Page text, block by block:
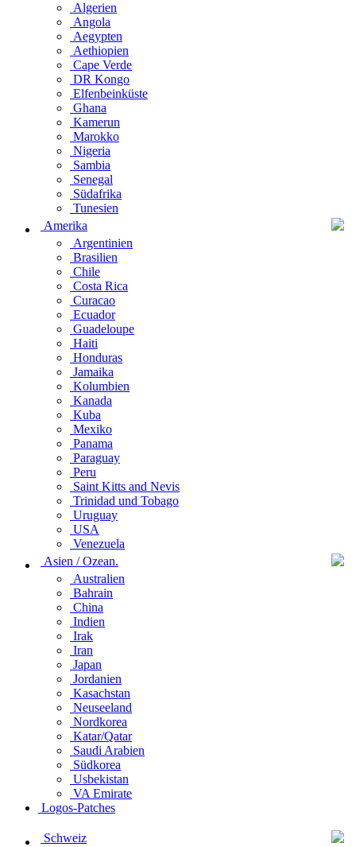
Algerien
Angola
Aegypten
Aethiopien
Cape Verde
DR Kongo
Elfenbeinküste
Ghana
Kamerun
Marokko
Nigeria
Sambia
Senegal
Südafrika
Tunesien
Amerika
Argentinien
Brasilien
Chile
Costa Rica
Curacao
Ecuador
Guadeloupe
Haiti
Honduras
Jamaika
Kolumbien
Kanada
Kuba
Mexiko
Panama
Paraguay
Peru
Saint Kitts and Nevis
Trinidad und Tobago
Uruguay
USA
Venezuela
Asien / Ozean.
Australien
Bahrain
China
Indien
Irak
Iran
Japan
Jordanien
Kasachstan
Neuseeland
Nordkorea
Katar/Qatar
Saudi Arabien
Südkorea
Usbekistan
VA Emirate
Logos-Patches
Schweiz